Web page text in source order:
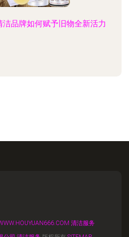
品牌如何赋予旧物全新活力
清洁服务